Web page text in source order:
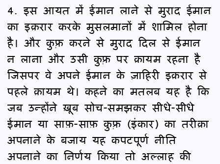
4. इस आयत में ईमान लाने से मुराद ईमान
का इक़रार करके मुसलमानों में शामिल होना
है। और कुफ़्र करने से मुराद दिल से ईमान
न लाना और उसी कुफ़्र पर क़ायम रहना है
जिसपर वे अपने ईमान के ज़ाहिरी इक़रार से
पहले क़ायम थे। कहने का मतलब यह है कि
जब उन्होंने ख़ूब सोच-समझकर सीधे-सीधे
ईमान या साफ़-साफ़ कुफ़्र (इंकार) का तरीक़ा
अपनाने के बजाय यह कपटपूर्ण नीति
अपनाने का निर्णय किया तो अल्लाह की